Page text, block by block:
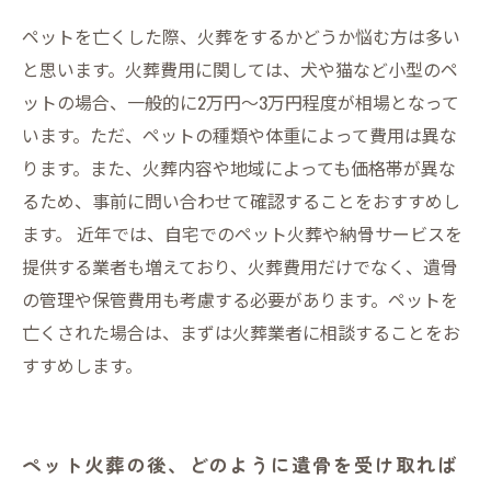
ペットを亡くした際、火葬をするかどうか悩む方は多い
と思います。火葬費用に関しては、犬や猫など小型のペ
ットの場合、一般的に2万円〜3万円程度が相場となって
います。ただ、ペットの種類や体重によって費用は異な
ります。また、火葬内容や地域によっても価格帯が異な
るため、事前に問い合わせて確認することをおすすめし
ます。 近年では、自宅でのペット火葬や納骨サービスを
提供する業者も増えており、火葬費用だけでなく、遺骨
の管理や保管費用も考慮する必要があります。ペットを
亡くされた場合は、まずは火葬業者に相談することをお
すすめします。
ペット火葬の後、どのように遺骨を受け取れば